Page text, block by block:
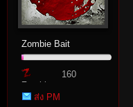
Zombie Bait
Zombie
Point
160
ส่ง PM